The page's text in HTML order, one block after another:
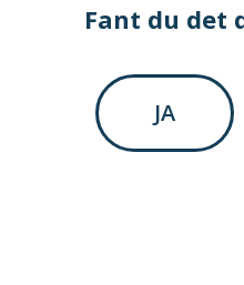
Fant du det
JA